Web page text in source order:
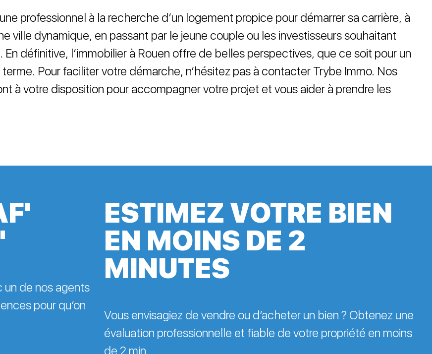
professionnel à la recherche d’un logement propice pour démarrer sa carrière, à
ville dynamique, en passant par le jeune couple ou les investisseurs souhaitant
définitive, l’immobilier à Rouen offre de belles perspectives, que ce soit pour un
Pour faciliter votre démarche, n’hésitez pas à contacter Trybe Immo. Nos
à votre disposition pour accompagner votre projet et vous aider à prendre les
un de nos agents
pour qu’on
ESTIMEZ VOTRE BIEN
EN MOINS DE 2
MINUTES
Vous envisagiez de vendre ou d’acheter un bien ? Obtenez une
évaluation professionnelle et fiable de votre propriété en moins
de 2 min.